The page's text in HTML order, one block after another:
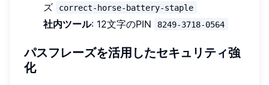
ズ
correct-horse-battery-staple
社内ツール: 12文字のPIN 8249-3718-0564
パスフレーズを活用したセキュリティ強
化